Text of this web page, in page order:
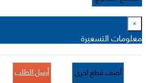
×
معلومات التسعيرة
أضف قطع اخرى أرسل الطلب